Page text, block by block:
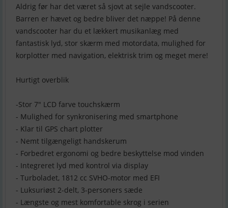
Aldrig før har det været så sjovt at sejle vandscooter.
Barren er hævet og bedre bliver det næppe! På denne
vandscooter har du et lækkert musikanlæg med
fantastisk lyd, stor skærm med motordata, mulighed for
korplotter med navigation, elektrisk trim og meget mere!
Hurtigt overblik
-Stor 7" LCD farve touchskærm
- Mulighed for synkronisering med smartphone
- Klar til GPS chart plotter
- Nemt tilgængeligt handskerum
- Forbedret ergonomi og bedre beskyttelse mod vinden
- Integreret lyd med kontrol via display
- Turboladet, 1812 cc SVHO-motor med EFI
- Luksuriøst 2-delt, 3-personers sæde
- Længste og mest komfortable skrog i serien